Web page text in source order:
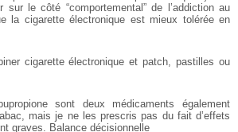
sur le côté “comportemental” de l’addiction au
la cigarette électronique est mieux tolérée en
cigarette électronique et patch, pastilles ou
sont deux médicaments également
mais je ne les prescris pas du fait d’effets
graves. Balance décisionnelle